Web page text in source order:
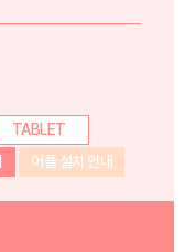
TABLET
어플 설치 안내